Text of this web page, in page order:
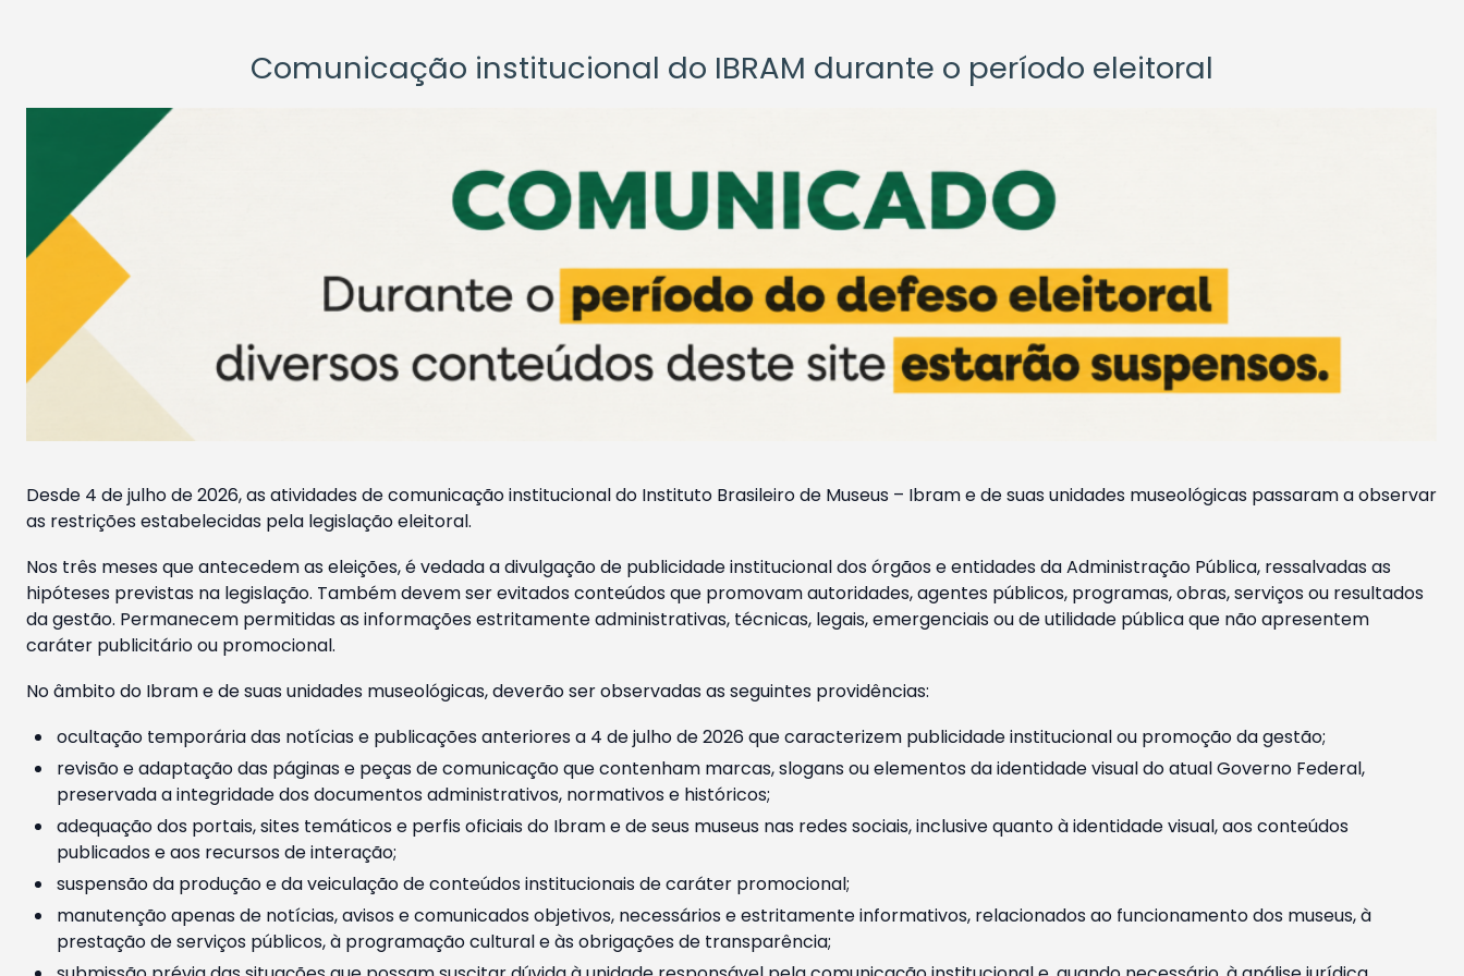
Comunicação institucional do IBRAM durante o período eleitoral
Desde 4 de julho de 2026, as atividades de comunicação institucional do Instituto Brasileiro de Museus – Ibram e de suas unidades museológicas passaram a observar
as restrições estabelecidas pela legislação eleitoral.
Nos três meses que antecedem as eleições, é vedada a divulgação de publicidade institucional dos órgãos e entidades da Administração Pública, ressalvadas as
hipóteses previstas na legislação. Também devem ser evitados conteúdos que promovam autoridades, agentes públicos, programas, obras, serviços ou resultados
da gestão. Permanecem permitidas as informações estritamente administrativas, técnicas, legais, emergenciais ou de utilidade pública que não apresentem
caráter publicitário ou promocional.
No âmbito do Ibram e de suas unidades museológicas, deverão ser observadas as seguintes providências:
ocultação temporária das notícias e publicações anteriores a 4 de julho de 2026 que caracterizem publicidade institucional ou promoção da gestão;
revisão e adaptação das páginas e peças de comunicação que contenham marcas, slogans ou elementos da identidade visual do atual Governo Federal,
preservada a integridade dos documentos administrativos, normativos e históricos;
adequação dos portais, sites temáticos e perfis oficiais do Ibram e de seus museus nas redes sociais, inclusive quanto à identidade visual, aos conteúdos
publicados e aos recursos de interação;
suspensão da produção e da veiculação de conteúdos institucionais de caráter promocional;
manutenção apenas de notícias, avisos e comunicados objetivos, necessários e estritamente informativos, relacionados ao funcionamento dos museus, à
prestação de serviços públicos, à programação cultural e às obrigações de transparência;